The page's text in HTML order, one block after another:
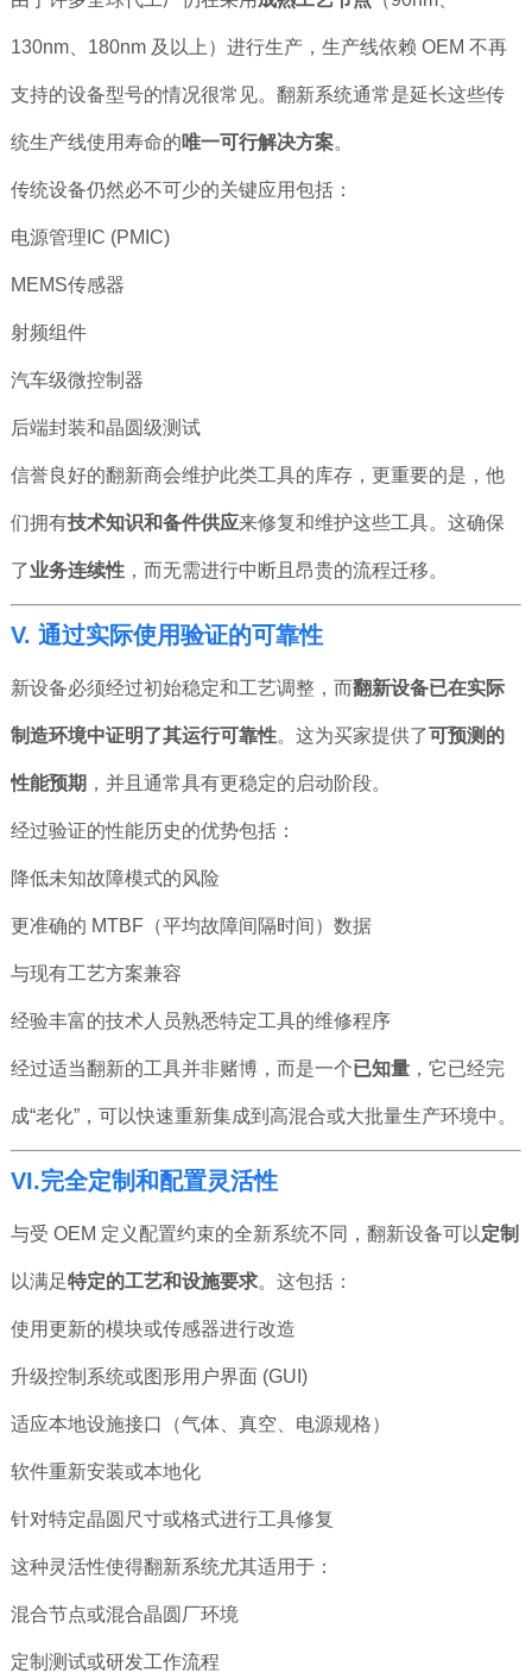
130nm、180nm 及以上）进行生产，生产线依赖 OEM 不再
支持的设备型号的情况很常见。翻新系统通常是延长这些传
统生产线使用寿命的唯一可行解决方案。
传统设备仍然必不可少的关键应用包括：
电源管理IC (PMIC)
MEMS传感器
射频组件
汽车级微控制器
后端封装和晶圆级测试
信誉良好的翻新商会维护此类工具的库存，更重要的是，他
们拥有技术知识和备件供应来修复和维护这些工具。这确保
了业务连续性，而无需进行中断且昂贵的流程迁移。
V. 通过实际使用验证的可靠性
新设备必须经过初始稳定和工艺调整，而翻新设备已在实际
制造环境中证明了其运行可靠性。这为买家提供了可预测的
性能预期 ，并且通常具有更稳定的启动阶段。
经过验证的性能历史的优势包括：
降低未知故障模式的风险
更准确的 MTBF（平均故障间隔时间）数据
与现有工艺方案兼容
经验丰富的技术人员熟悉特定工具的维修程序
经过适当翻新的工具并非赌博，而是一个已知量，它已经完
成“老化”，可以快速重新集成到高混合或大批量生产环境中。
VI.完全定制和配置灵活性
与受 OEM 定义配置约束的全新系统不同，翻新设备可以定制
以满足特定的工艺和设施要求。这包括：
使用更新的模块或传感器进行改造
升级控制系统或图形用户界面 (GUI)
适应本地设施接口（气体、真空、电源规格）
软件重新安装或本地化
针对特定晶圆尺寸或格式进行工具修复
这种灵活性使得翻新系统尤其适用于：
混合节点或混合晶圆厂环境
定制测试或研发工作流程